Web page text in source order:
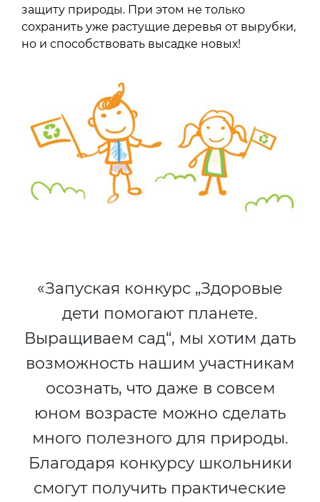
защиту природы. При этом не только
сохранить уже растущие деревья от вырубки,
но и способствовать высадке новых!
«Запуская конкурс „Здоровые
дети помогают планете.
Выращиваем сад“, мы хотим дать
возможность нашим участникам
осознать, что даже в совсем
юном возрасте можно сделать
много полезного для природы.
Благодаря конкурсу школьники
смогут получить практические